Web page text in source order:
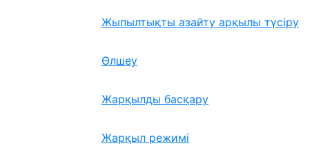
Жыпылтықты азайту арқылы түсіру
Өлшеу
Жарқылды басқару
Жарқыл режимі